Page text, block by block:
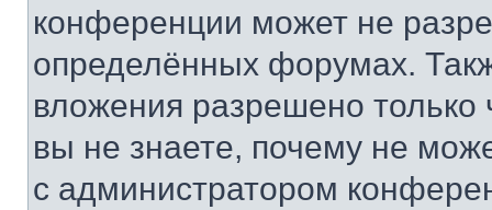
конференции может не
определённых форумах.
вложения разрешено
вы не знаете, почему не
с администратором